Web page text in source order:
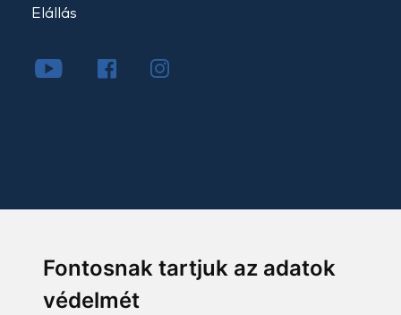
Fontosnak tartjuk az adatok
védelmét
Elállás